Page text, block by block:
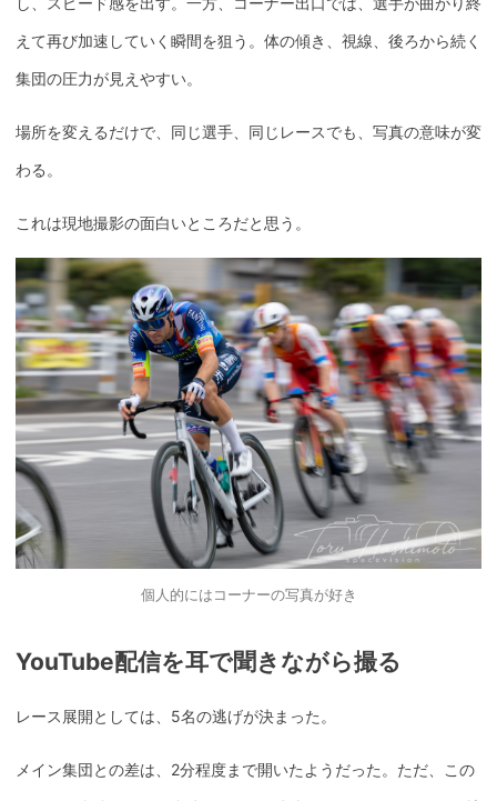
えて再び加速していく瞬間を狙う。体の傾き、視線、後ろから続く
集団の圧力が見えやすい。
場所を変えるだけで、同じ選手、同じレースでも、写真の意味が変
わる。
これは現地撮影の面白いところだと思う。
個人的にはコーナーの写真が好き
YouTube配信を耳で聞きながら撮る
レース展開としては、5名の逃げが決まった。
メイン集団との差は、2分程度まで開いたようだった。ただ、この